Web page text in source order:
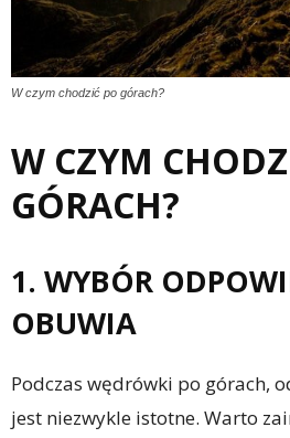
W czym chodzić po górach?
W CZYM
GÓRACH?
1. WYBÓR
OBUWIA
Podczas wędrówki po górach,
jest niezwykle istotne. Warto